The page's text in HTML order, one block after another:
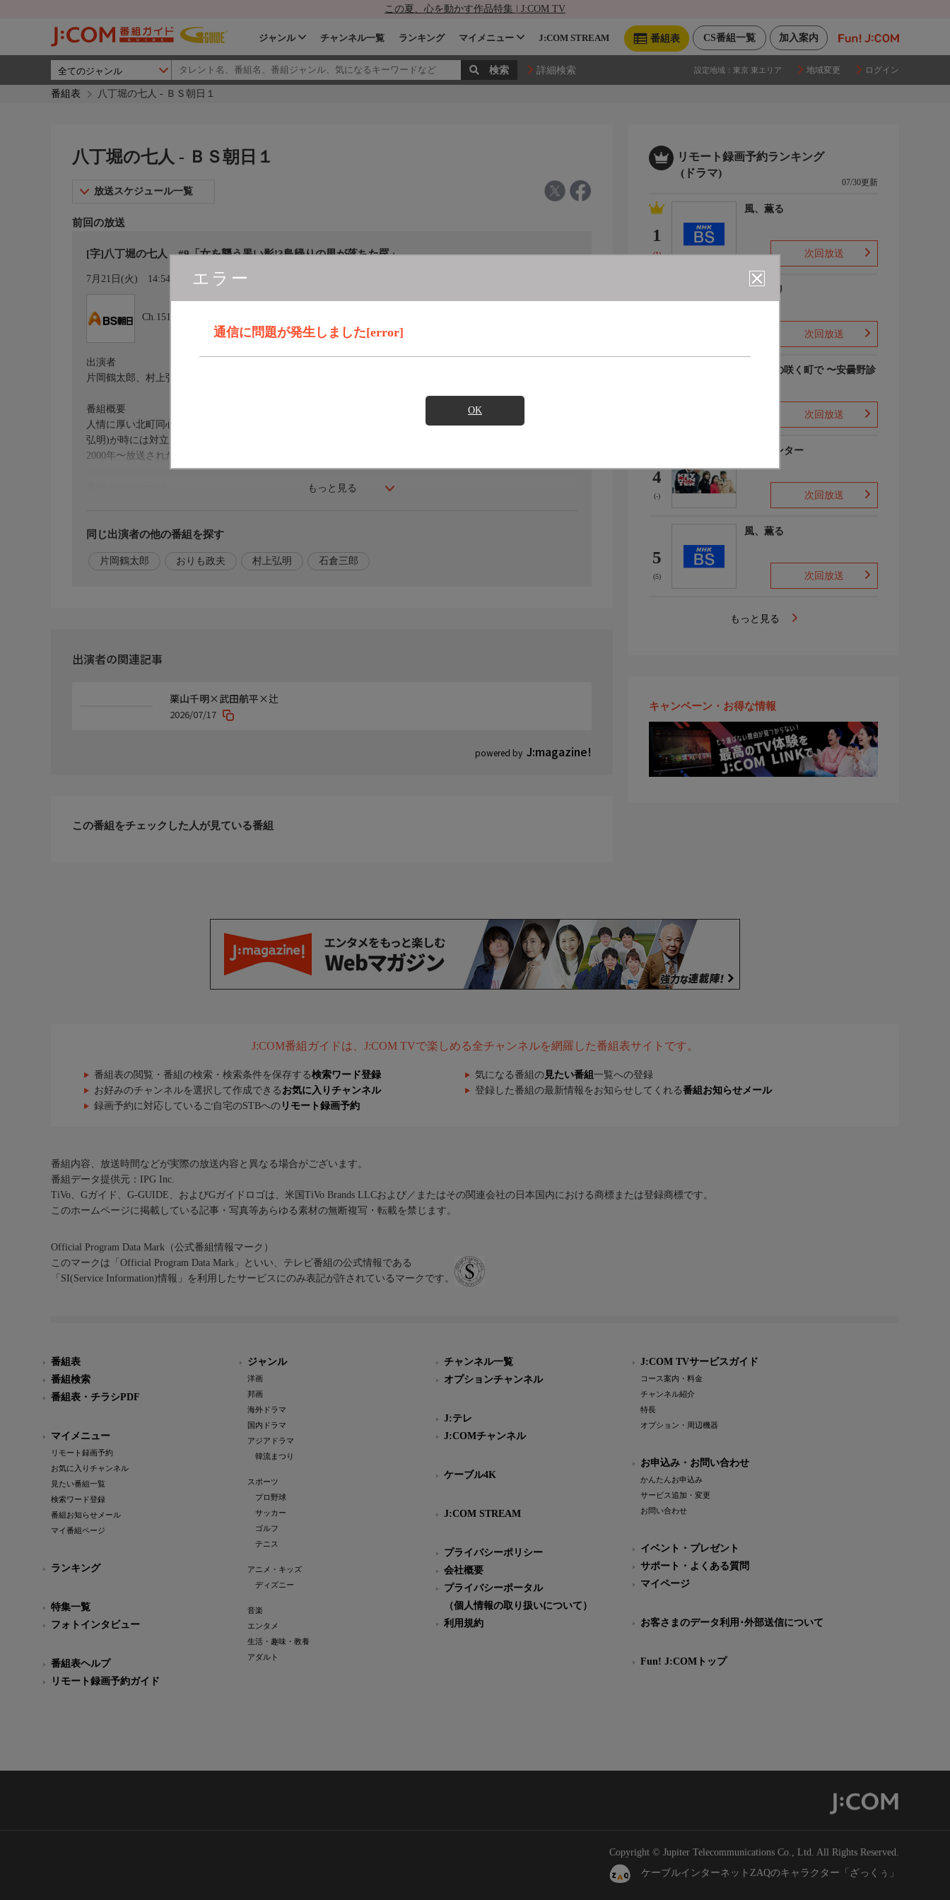
この夏、心を動かす作品特集 | J:COM TV
加入案内
CS番組一覧
番組表
ジャンル チャンネル一覧 ランキング マイメニュー J:COM STREAM
詳細検索 設定地域： 東京 東エリア 地域変更 ログイン
番組表 八丁堀の七人 - ＢＳ朝日１
エラー
通信に問題が発生しました[error]
OK
八丁堀の七人 - ＢＳ朝日１
放送スケジュール一覧
前回の放送
[字]八丁堀の七人 #9「女を襲う黒い影!?島帰りの男が落ちた罠」
7月21日(火) 14:54〜15:56 カレンダー登録
Ch.151
もっと見る
出演者
片岡鶴太郎、村上弘明、石倉三郎、おりも政夫 (他)
番組概要
人情に厚い北町同心・仏田八兵衛(片岡鶴太郎)と、それとは対照的に冷静でクールな北町与力・青山久蔵(村上
弘明)が時には対立し、時には助け合いながら、仲間の同心たちと凶悪な犯罪に立ち向かう!(テレビ朝日系列で
2000年〜放送された第1シリーズ)
同じ出演者の他の番組を探す
片岡鶴太郎 おりも政夫 村上弘明 石倉三郎
出演者の関連記事
powered by J:magazine!
栗山千明×武田航平×辻
2026/07/17
この番組をチェックした人が見ている番組
リモート録画予約ランキング
(ドラマ)
07/30更新
1
(1)
風、薫る
次回放送
ひまわり
次回放送
勿忘草の咲く町で 〜安曇野診
次回放送
4
(-)
キイハンター
次回放送
5
(5)
風、薫る
次回放送
もっと見る
キャンペーン・お得な情報
J:COM番組ガイドは、J:COM TVで楽しめる全チャンネルを網羅した番組表サイトです。
番組表の閲覧・番組の検索・検索条件を保存する検索ワード登録 気になる番組の 見たい番組 一覧への登録
お好みのチャンネルを選択して作成できる お気に入りチャンネル 登録した番組の最新情報をお知らせしてくれる番組お知らせメール
録画予約に対応しているご自宅のSTBへの リモート録画予約
番組内容、放送時間などが実際の放送内容と異なる場合がございます。
番組データ提供元：IPG Inc.
TiVo、Gガイド、G-GUIDE、およびGガイドロゴは、米国TiVo Brands LLCおよび／またはその関連会社の日本国内における商標または登録商標です。
このホームページに掲載している記事・写真等あらゆる素材の無断複写・転載を禁じます。
Official Program Data Mark（公式番組情報マーク）
このマークは「Official Program Data Mark」といい、テレビ番組の公式情報である
「SI(Service Information)情報」を利用したサービスにのみ表記が許されているマークです。
番組表
番組検索
番組表・チラシPDF
マイメニュー
リモート録画予約
お気に入りチャンネル
見たい番組一覧
検索ワード登録
番組お知らせメール
マイ番組ページ
ランキング
特集一覧
フォトインタビュー
番組表ヘルプ
リモート録画予約ガイド
ジャンル
洋画
邦画
海外ドラマ
国内ドラマ
アジアドラマ
韓流まつり
スポーツ
プロ野球
サッカー
ゴルフ
テニス
アニメ・キッズ
ディズニー
音楽
エンタメ
生活・趣味・教養
アダルト
チャンネル一覧
オプションチャンネル
J:テレ
J:COMチャンネル
ケーブル4K
J:COM STREAM
プライバシーポリシー
会社概要
プライバシーポータル
（個人情報の取り扱いについて）
利用規約
J:COM TVサービスガイド
コース案内・料金
チャンネル紹介
特長
オプション・周辺機器
お申込み・お問い合わせ
かんたんお申込み
サービス追加・変更
お問い合わせ
イベント・プレゼント
サポート・よくある質問
マイページ
お客さまのデータ利用･外部送信について
Fun! J:COMトップ
Copyright © Jupiter Telecommunications Co., Ltd. All Rights Reserved.
ケーブルインターネットZAQのキャラクター「ざっくぅ」